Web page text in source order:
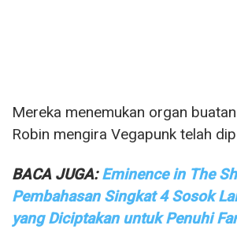
Mereka menemukan organ
Robin mengira Vegapunk telah
BACA JUGA:Eminence in The
Pembahasan Singkat 4 Sosok
yang Diciptakan untuk Penuhi